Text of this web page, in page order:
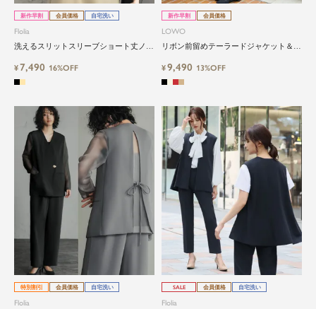
新作早割 会員価格 自宅洗い
Flolia
洗えるスリットスリーブショート丈ノー
¥7,490 16%OFF
新作早割 会員価格
LOWO
リボン前留めテーラードジャケット＆ワ
¥9,490 13%OFF
特別割引 会員価格 自宅洗い
Flolia
SALE 会員価格 自宅洗い
Flolia